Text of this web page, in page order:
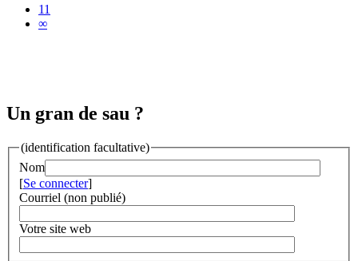
11
∞
Un gran de sau ?
(identification facultative)
Nom
[Se connecter]
Courriel (non publié)
Votre site web